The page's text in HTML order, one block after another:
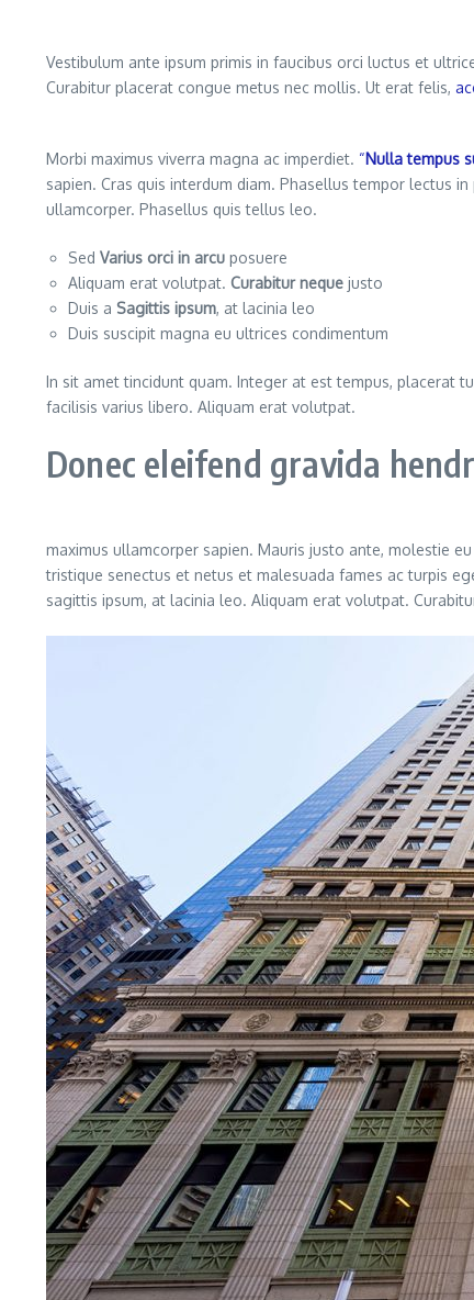
Vestibulum ante ipsum primis in faucibus orci luctus et
Curabitur placerat congue metus nec mollis. Ut erat felis,
Morbi maximus viverra magna ac imperdiet. “Nulla tempus
sapien. Cras quis interdum diam. Phasellus tempor lectus
ullamcorper. Phasellus quis tellus leo.
Sed Varius orci in arcu posuere
Aliquam erat volutpat. Curabitur neque justo
Duis a Sagittis ipsum, at lacinia leo
Duis suscipit magna eu ultrices condimentum
In sit amet tincidunt quam. Integer at est tempus, placerat
facilisis varius libero. Aliquam erat volutpat.
Donec eleifend gravida
maximus ullamcorper sapien. Mauris justo ante, molestie
tristique senectus et netus et malesuada fames ac turpis
sagittis ipsum, at lacinia leo. Aliquam erat volutpat.